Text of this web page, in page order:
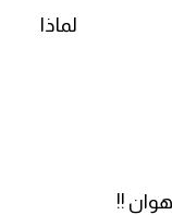
لماذا
!!